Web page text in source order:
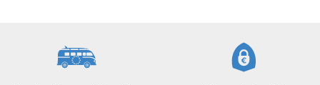
plus. Niveau réactivité, c’est au top : la commande est partie
le lendemain, et j’ai bien reçu tout le matériel dans un colis
propre et soigné. Plus qu’à tester ça sur l’eau ! Je